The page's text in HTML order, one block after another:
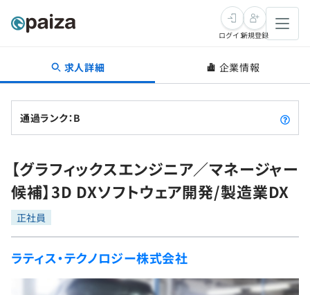
転職・キャリア
転職成功ガイド
転職エージェント
インタビュー
転職成功ガイド
新卒就活
求人検索
本選考
インターン
新卒エージェント
学習
問題集
プログラミング言語
ゲーム・マンガ
ログイン新規登録
求人詳細 企業情報
通過ランク：B
【グラフィックスエンジニア／マネージャー
候補】3D DXソフトウェア開発/製造業DX
正社員
ラティス・テクノロジー株式会社